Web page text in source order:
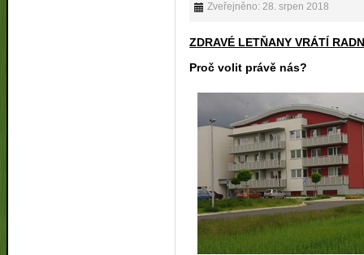
Zveřejněno: 28. srpen 2018
ZDRAVÉ LETŇANY VRÁTÍ
Proč volit právě nás?